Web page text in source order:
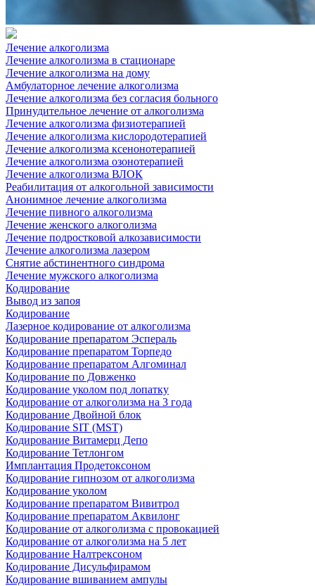
Лечение алкоголизма
Лечение алкоголизма в стационаре
Лечение алкоголизма на дому
Амбулаторное лечение алкоголизма
Лечение алкоголизма без согласия больного
Принудительное лечение от алкоголизма
Лечение алкоголизма физиотерапией
Лечение алкоголизма кислородотерапией
Лечение алкоголизма ксенонотерапией
Лечение алкоголизма озонотерапией
Лечение алкоголизма ВЛОК
Реабилитация от алкогольной зависимости
Анонимное лечение алкоголизма
Лечение пивного алкоголизма
Лечение женского алкоголизма
Лечение подростковой алкозависимости
Лечение алкоголизма лазером
Снятие абстинентного синдрома
Лечение мужского алкоголизма
Кодирование
Вывод из запоя
Кодирование
Лазерное кодирование от алкоголизма
Кодирование препаратом Эспераль
Кодирование препаратом Торпедо
Кодирование препаратом Алгоминал
Кодирование по Довженко
Кодирование уколом под лопатку
Кодирование от алкоголизма на 3 года
Кодирование Двойной блок
Кодирование SIT (MST)
Кодирование Витамерц Депо
Кодирование Тетлонгом
Имплантация Продетоксоном
Кодирование гипнозом от алкоголизма
Кодирование уколом
Кодирование препаратом Вивитрол
Кодирование препаратом Аквилонг
Кодирование от алкоголизма с провокацией
Кодирование от алкоголизма на 5 лет
Кодирование Налтрексоном
Кодирование Дисульфирамом
Кодирование вшиванием ампулы